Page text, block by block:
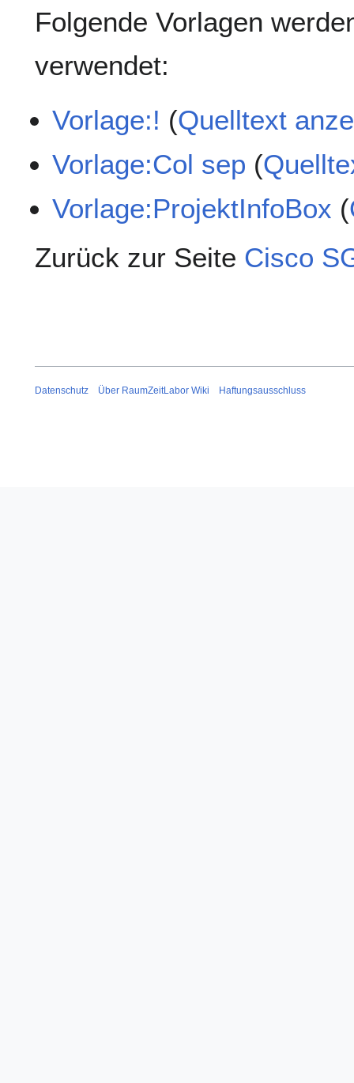
Folgende Vorlagen
verwendet:
Vorlage:! (Quelltext
Vorlage:Col sep (
Vorlage:ProjektInfoBox (
Zurück zur Seite Cisco
Datenschutz Über RaumZeitLabor Wiki Haftungsausschluss